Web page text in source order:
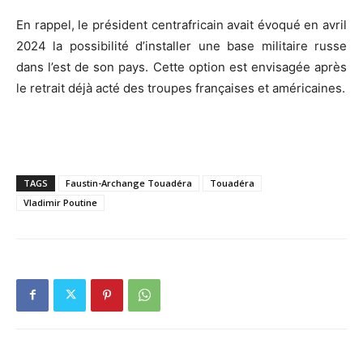
En rappel, le président centrafricain avait évoqué en avril
2024 la possibilité d’installer une base militaire russe
dans l’est de son pays. Cette option est envisagée après
le retrait déjà acté des troupes françaises et américaines.
TAGS Faustin-Archange Touadéra
Touadéra
Vladimir Poutine